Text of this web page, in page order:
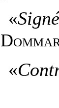
«Signé
«